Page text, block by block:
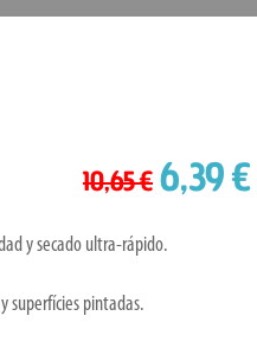
10,65 € 6,39 €
y secado ultra-rápido.
superfícies pintadas.